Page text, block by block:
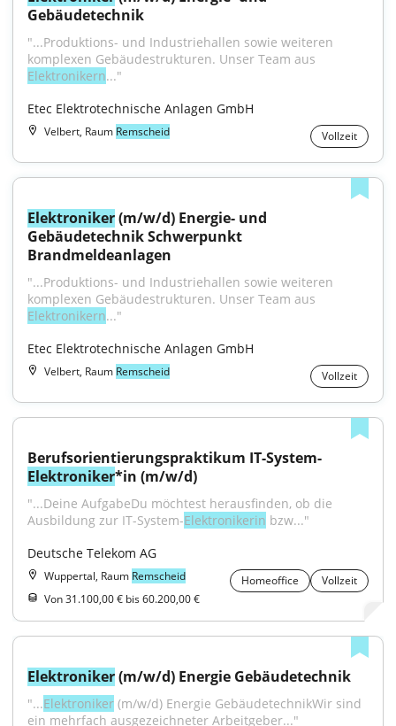
Gebäudetechnik
"...Produktions- und Industriehallen sowie weiteren
Elektronikern..."
Etec Elektrotechnische Anlagen GmbH
Velbert, Raum Remscheid Vollzeit
Elektroniker (m/w/d) Energie- und
Gebäudetechnik Schwerpunkt
Brandmeldeanlagen
"...Produktions- und Industriehallen sowie weiteren
Elektronikern..."
Etec Elektrotechnische Anlagen GmbH
Velbert, Raum Remscheid Vollzeit
Berufsorientierungspraktikum IT-System-
Elektroniker*in (m/w/d)
"...Deine AufgabeDu möchtest herausfinden, ob die
Ausbildung zur IT-System-Elektronikerin bzw..."
Deutsche Telekom AG
Wuppertal, Raum Remscheid Homeoffice
Vollzeit
Von 31.100,00 € bis 60.200,00 €
Elektroniker (m/w/d) Energie Gebäudetechnik
"...Elektroniker (m/w/d) Energie GebäudetechnikWir sind
ein mehrfach ausgezeichneter Arbeitgeber..."